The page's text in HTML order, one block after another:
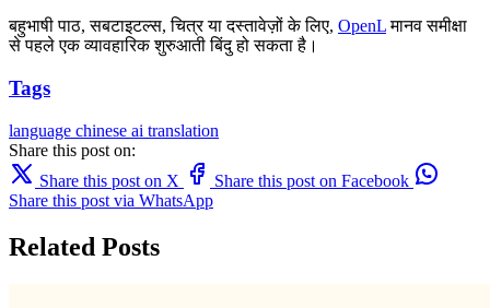
बहुभाषी पाठ, सबटाइटल्स, चित्र या दस्तावेज़ों के लिए, OpenLमानव समीक्षा
से पहले एक व्यावहारिक शुरुआती बिंदु हो सकता है।
Tags
language chinese ai translation
Share this post on:
Share this post on X
Share this post on Facebook
Share this post via WhatsApp
Related Posts